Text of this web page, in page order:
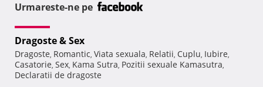
Urmareste-ne pe
Dragoste & Sex
Dragoste, Romantic, Viata sexuala, Relatii, Cuplu, Iubire,
Casatorie, Sex, Kama Sutra, Pozitii sexuale Kamasutra,
Declaratii de dragoste